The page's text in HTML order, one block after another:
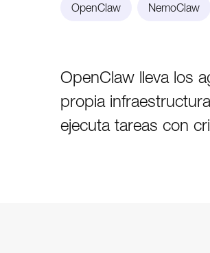
OpenClaw NemoClaw
OpenClaw lleva los
propia
ejecuta tareas con